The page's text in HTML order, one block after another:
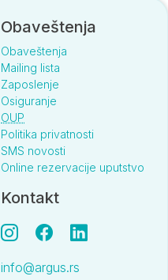
Obaveštenja
Obaveštenja
Mailing lista
Zaposlenje
Osiguranje
OUP
Politika privatnosti
SMS novosti
Online rezervacije uputstvo
Kontakt
info@argus.rs